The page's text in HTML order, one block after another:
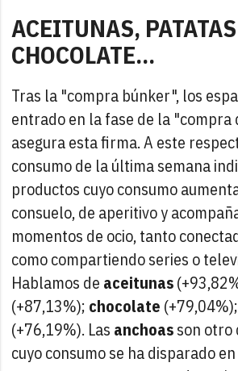
ACEITUNAS,
CHOCOLATE...
Tras la "compra búnker", los
entrado en la fase de la "compra
asegura esta firma. A este
consumo de la última semana
productos cuyo consumo
consuelo, de aperitivo y
momentos de ocio, tanto
como compartiendo series o
Hablamos de aceitunas
(+87,13%); chocolate
(+76,19%). Las anchoasson otro
cuyo consumo se ha disparado